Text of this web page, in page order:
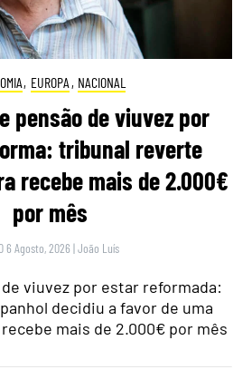
, EUROPA , NACIONAL
pensão de viuvez por
tribunal reverte
recebe mais de 2.000€
por mês
6 Agosto, 2026 |João Luís
viuvez por estar reformada:
decidiu a favor de uma
mais de 2.000€ por mês